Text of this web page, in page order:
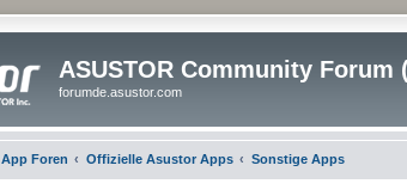
ASUSTOR Community Forum
forumde.asustor.com
App Foren Offizielle Asustor Apps Sonstige Apps